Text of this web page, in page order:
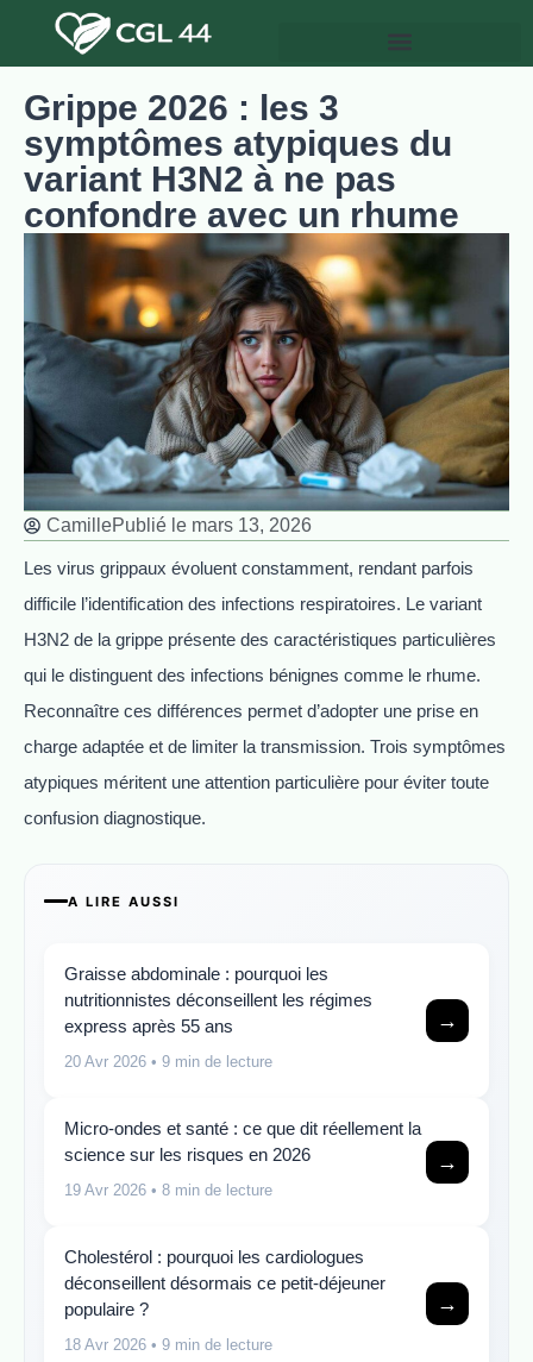
Grippe 2026 : les 3
symptômes atypiques du
variant H3N2 à ne pas
confondre avec un rhume
CamillePublié le mars 13, 2026
Les virus grippaux évoluent constamment, rendant parfois
difficile l’identification des infections respiratoires. Le variant
H3N2 de la grippe présente des caractéristiques particulières
qui le distinguent des infections bénignes comme le rhume.
Reconnaître ces différences permet d’adopter une prise en
charge adaptée et de limiter la transmission. Trois symptômes
atypiques méritent une attention particulière pour éviter toute
confusion diagnostique.
A LIRE AUSSI
Graisse abdominale : pourquoi les
nutritionnistes déconseillent les régimes
express après 55 ans
20 Avr 2026 • 9 min de lecture
→
Micro-ondes et santé : ce que dit réellement la
science sur les risques en 2026
19 Avr 2026 • 8 min de lecture
→
Cholestérol : pourquoi les cardiologues
déconseillent désormais ce petit-déjeuner
populaire ?
18 Avr 2026 • 9 min de lecture
→